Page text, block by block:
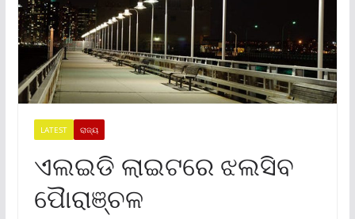
LATEST ରାଜ୍ୟ
ଏଲଇଡି ଲାଇଟରେ ଝଲସିବ
ପୋୖରାଞ୍ଚଳ